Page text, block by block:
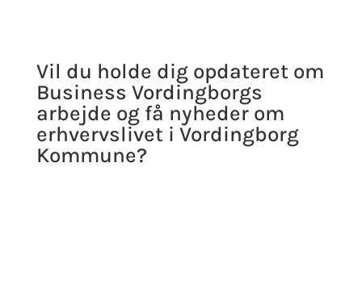
Vil du holde dig opdateret om
Business Vordingborgs
arbejde og få nyheder om
erhvervslivet i Vordingborg
Kommune?